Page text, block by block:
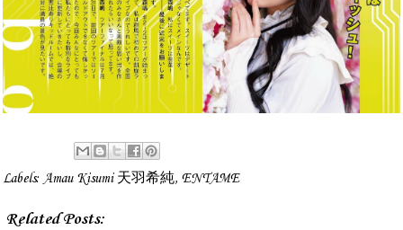
Labels: Amau Kisumi 天羽希純, ENTAME
Related Posts: